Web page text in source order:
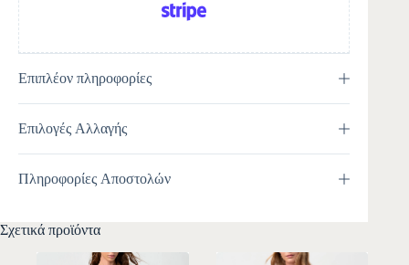
Επιπλέον πληροφορίες
Επιλογές Αλλαγής
Πληροφορίες Αποστολών
Σχετικά προϊόντα